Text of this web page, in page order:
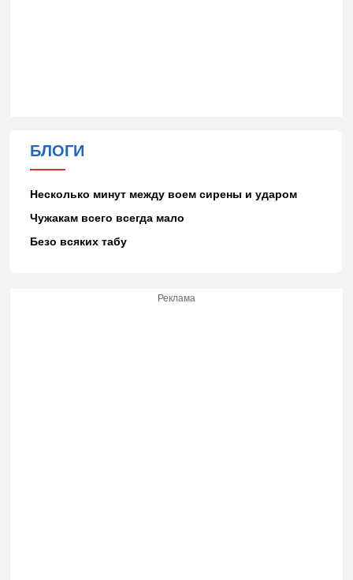
БЛОГИ
Несколько минут между воем сирены и ударом
Чужакам всего всегда мало
Безо всяких табу
Реклама